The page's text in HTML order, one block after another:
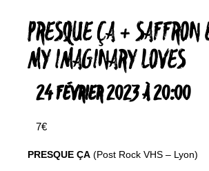
PRESQUE ÇA +
MY IMAGINARY LOVES
24 FÉVRIER 2023 À 20:00
7€
PRESQUE ÇA (Post Rock VHS – Lyon)